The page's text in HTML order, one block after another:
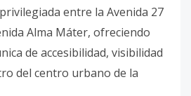
entre la Avenida 27
Alma Máter, ofreciendo
de accesibilidad, visibilidad
del centro urbano de la